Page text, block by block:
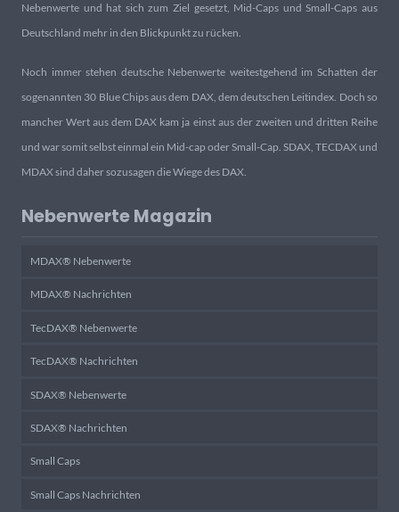
Nebenwerte und hat sich zum Ziel gesetzt, Mid-Caps und Small-Caps aus
Deutschland mehr in den Blickpunkt zu rücken.
Noch immer stehen deutsche Nebenwerte weitestgehend im Schatten der
sogenannten 30 Blue Chips aus dem DAX, dem deutschen Leitindex. Doch so
mancher Wert aus dem DAX kam ja einst aus der zweiten und dritten Reihe
und war somit selbst einmal ein Mid-cap oder Small-Cap. SDAX, TECDAX und
MDAX sind daher sozusagen die Wiege des DAX.
Nebenwerte Magazin
MDAX® Nebenwerte
MDAX® Nachrichten
TecDAX® Nebenwerte
TecDAX® Nachrichten
SDAX® Nebenwerte
SDAX® Nachrichten
Small Caps
Small Caps Nachrichten